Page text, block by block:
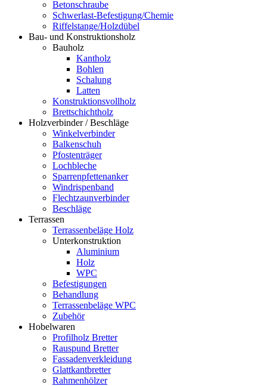
Betonschraube
Schwerlast-Befestigung/Chemie
Riffelstange/Holzdübel
Bau- und Konstruktionsholz
Bauholz
Kantholz
Bohlen
Schalung
Latten
Konstruktionsvollholz
Brettschichtholz
Holzverbinder / Beschläge
Winkelverbinder
Balkenschuh
Pfostenträger
Lochbleche
Sparrenpfettenanker
Windrispenband
Flechtzaunverbinder
Beschläge
Terrassen
Terrassenbeläge Holz
Unterkonstruktion
Aluminium
Holz
WPC
Befestigungen
Behandlung
Terrassenbeläge WPC
Zubehör
Hobelwaren
Profilholz Bretter
Rauspund Bretter
Fassadenverkleidung
Glattkantbretter
Rahmenhölzer